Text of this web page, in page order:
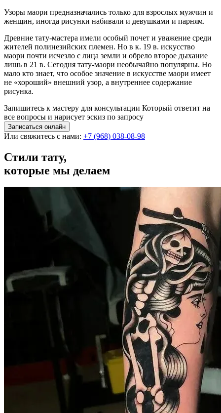
Узоры маори предназначались только для взрослых мужчин и
женщин, иногда рисунки набивали и девушками и парням.
Древние тату-мастера имели особый почет и уважение среди
жителей полинезийских племен. Но в к. 19 в. искусство
маори почти исчезло с лица земли и обрело второе дыхание
лишь в 21 в. Сегодня тату-маори необычайно популярны. Но
мало кто знает, что особое значение в искусстве маори имеет
не «хороший» внешний узор, а внутреннее содержание
рисунка.
Запишитесь к мастеру для консультации Который ответит на
все вопросы и нарисует эскиз по запросу
Записаться онлайн
Или свяжитесь с нами: +7 (968) 038-08-98
Стили тату,
которые мы делаем